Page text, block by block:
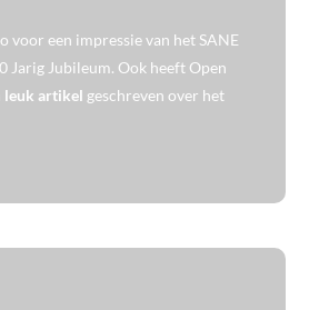
voor een impressie van het SANE
Jarig Jubileum. Ook heeft Open
leuk artikel geschreven over het